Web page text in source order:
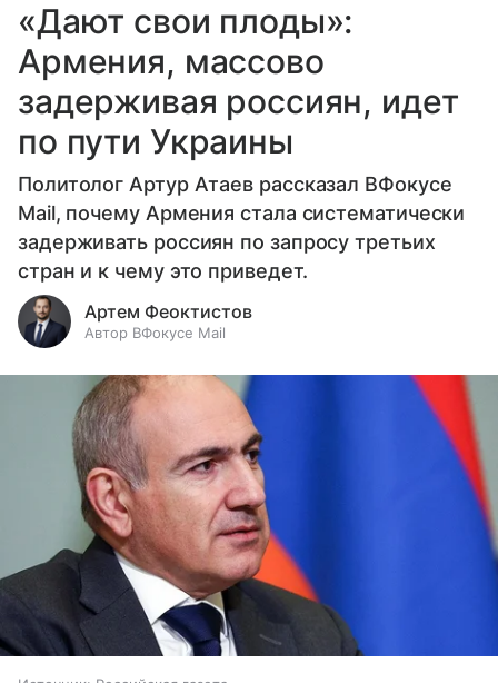
«Дают свои плоды»:
Армения, массово
задерживая россиян, идет
по пути Украины
Политолог Артур Атаев рассказал ВФокусе
Mail, почему Армения стала систематически
задерживать россиян по запросу третьих
стран и к чему это приведет.
Артем Феоктистов
Автор ВФокусе Mail